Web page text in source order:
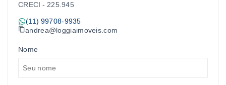
CRECI - 225.945
(11) 99708-9935
andrea@loggiaimoveis.com
Nome